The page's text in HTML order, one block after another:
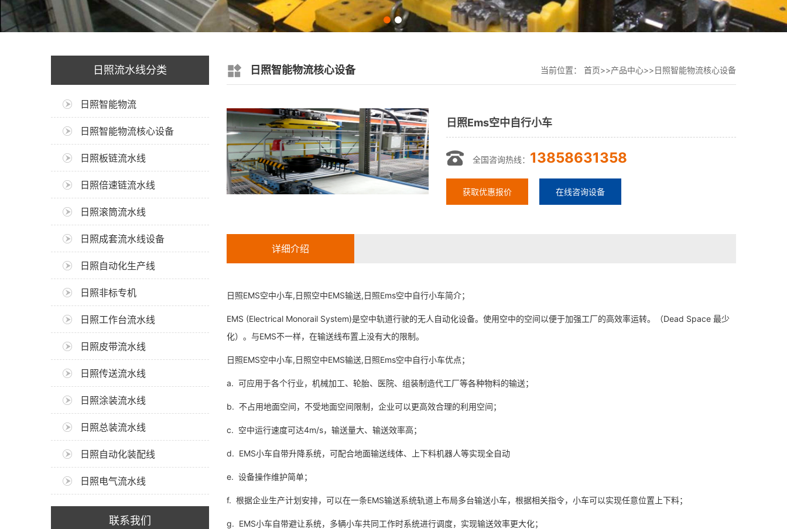
日照流水线分类
日照智能物流
日照智能物流核心设备
日照板链流水线
日照倍速链流水线
日照滚筒流水线
日照成套流水线设备
日照自动化生产线
日照非标专机
日照工作台流水线
日照皮带流水线
日照传送流水线
日照涂装流水线
日照总装流水线
日照自动化装配线
日照电气流水线
联系我们
日照智能物流核心设备 当前位置： 首页>>产品中心>>日照智能物流核心设备
日照Ems空中自行小车
全国咨询热线： 13858631358
获取优惠报价 在线咨询设备
详细介绍
日照EMS空中小车,日照空中EMS输送,日照Ems空中自行小车简介；
EMS (Electrical Monorail System)是空中轨道行驶的无人自动化设备。使用空中的空间以便于加强工厂的高效率运转。（Dead Space 最少
化）。与EMS不一样，在输送线布置上没有大的限制。
日照EMS空中小车,日照空中EMS输送,日照Ems空中自行小车优点；
a. 可应用于各个行业，机械加工、轮胎、医院、组装制造代工厂等各种物料的输送；
b. 不占用地面空间，不受地面空间限制，企业可以更高效合理的利用空间；
c. 空中运行速度可达4m/s，输送量大、输送效率高；
d. EMS小车自带升降系统，可配合地面输送线体、上下料机器人等实现全自动
e. 设备操作维护简单；
f. 根据企业生产计划安排，可以在一条EMS输送系统轨道上布局多台输送小车，根据相关指令，小车可以实现任意位置上下料；
g. EMS小车自带避让系统，多辆小车共同工作时系统进行调度，实现输送效率更大化；